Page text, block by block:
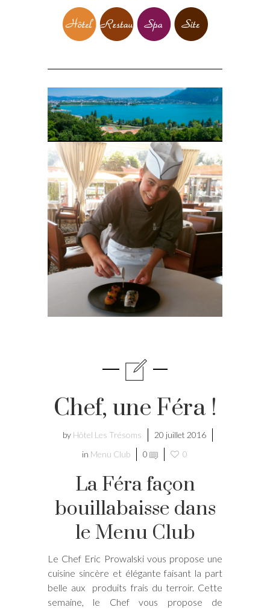
Chef, une Féra !
by Hôtel Les Trésoms
20 juillet 2016
in Menu Club 0 0
La Féra façon
bouillabaisse dans
le Menu Club
Le Chef Eric Prowalski vous propose une
cuisine sincère et élégante faisant la part
belle aux produits frais du terroir. Cette
semaine, le Chef vous propose de